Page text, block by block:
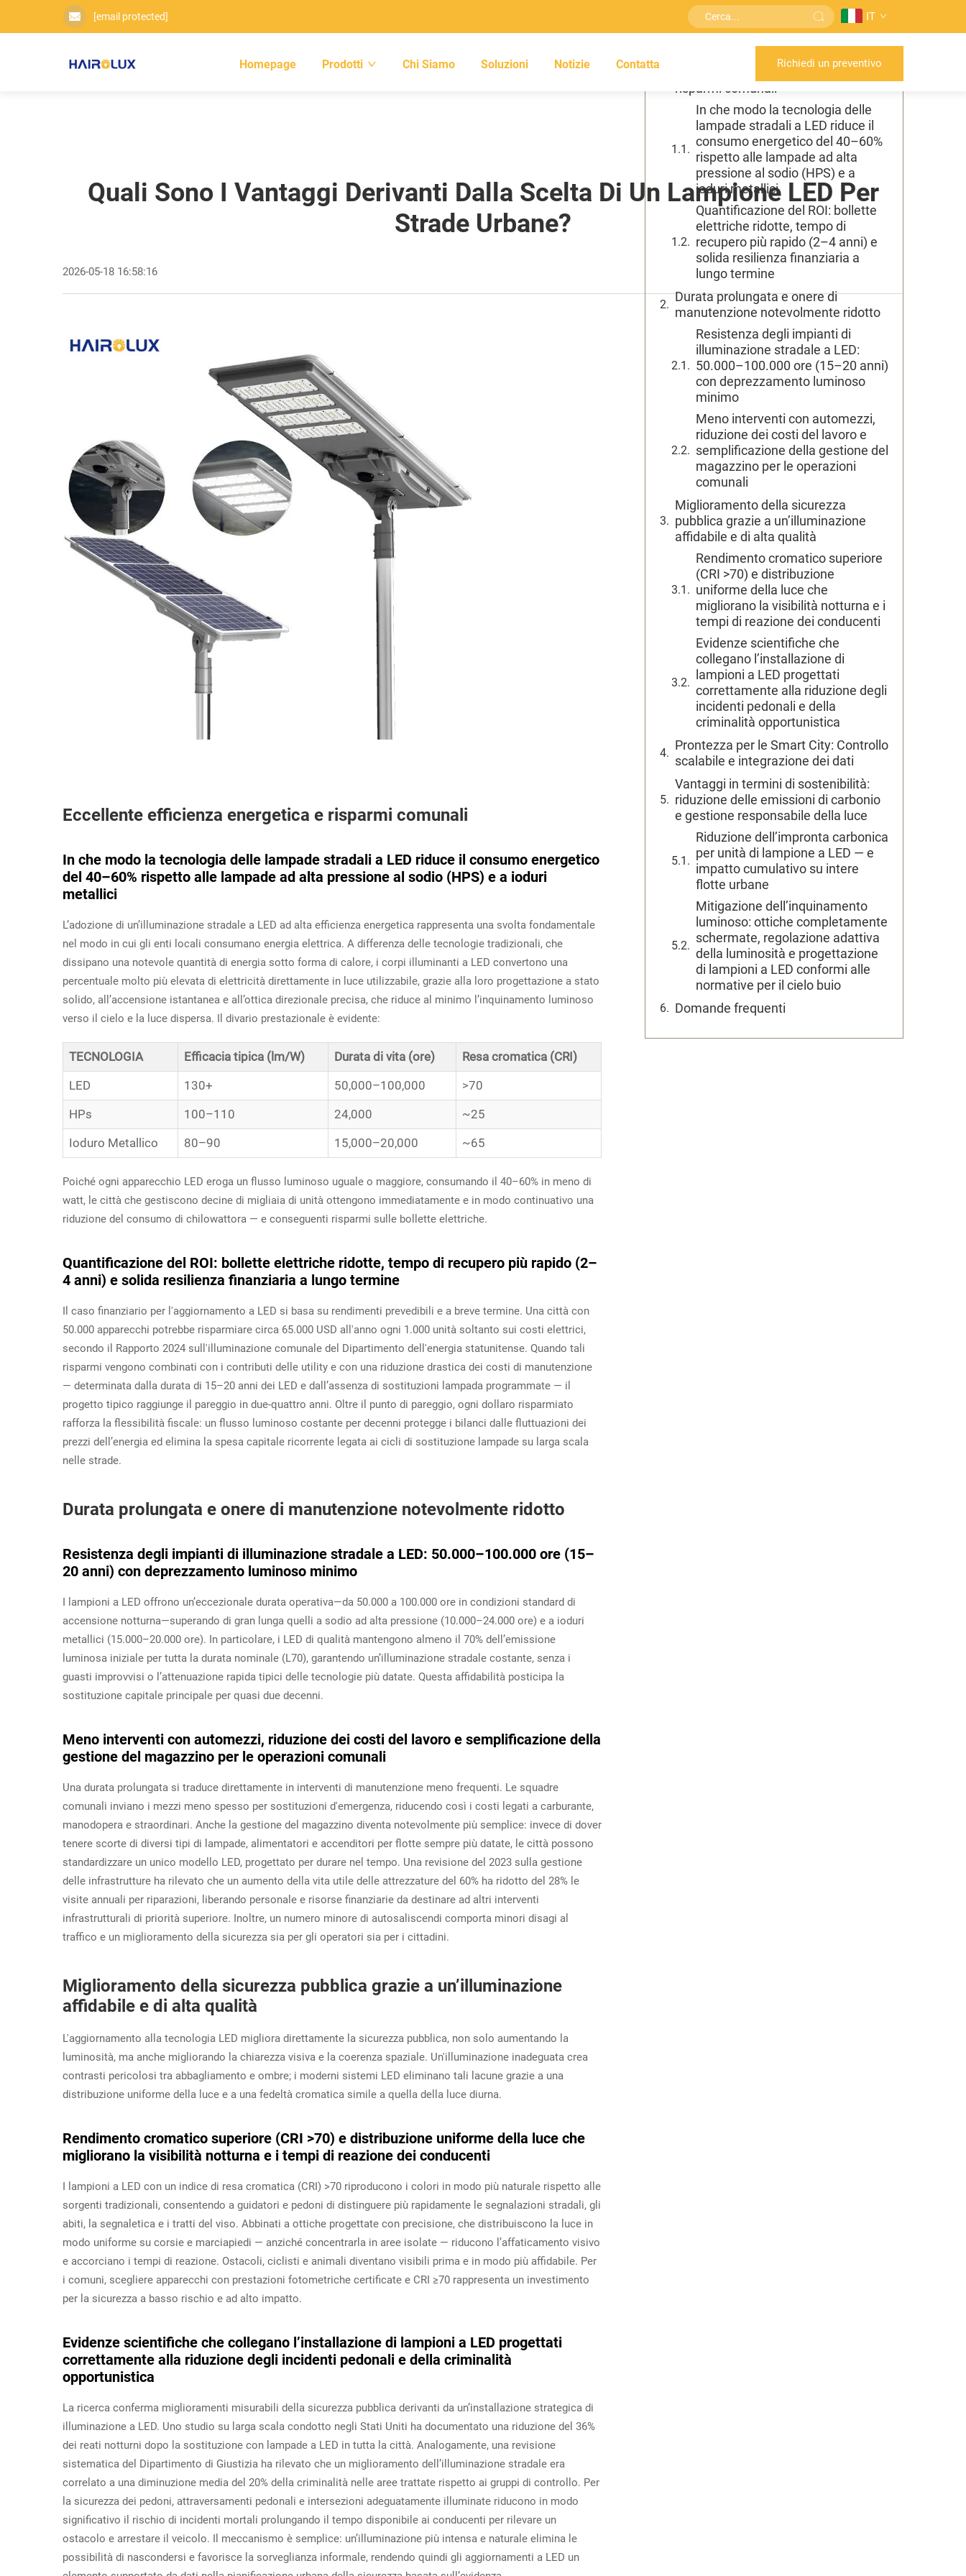
[email protected] IT
Homepage Prodotti Chi Siamo Soluzioni Notizie Contatta Richiedi un preventivo
Quali Sono I Vantaggi Derivanti Dalla Scelta Di Un Lampione LED Per
Strade Urbane?
2026-05-18 16:58:16
Eccellente efficienza energetica e risparmi comunali
In che modo la tecnologia delle lampade stradali a LED riduce il consumo energetico
del 40–60% rispetto alle lampade ad alta pressione al sodio (HPS) e a ioduri
metallici
L’adozione di un’illuminazione stradale a LED ad alta efficienza energetica rappresenta una svolta fondamentale
nel modo in cui gli enti locali consumano energia elettrica. A differenza delle tecnologie tradizionali, che
dissipano una notevole quantità di energia sotto forma di calore, i corpi illuminanti a LED convertono una
percentuale molto più elevata di elettricità direttamente in luce utilizzabile, grazie alla loro progettazione a stato
solido, all’accensione istantanea e all’ottica direzionale precisa, che riduce al minimo l’inquinamento luminoso
verso il cielo e la luce dispersa. Il divario prestazionale è evidente:
TECNOLOGIA Efficacia tipica (lm/W) Durata di vita (ore)
Resa cromatica (CRI)
LED
130+ 50,000–100,000
>70
HPs
100–110 24,000
~25
Ioduro Metallico
80–90 15,000–20,000 ~65
Poiché ogni apparecchio LED eroga un flusso luminoso uguale o maggiore, consumando il 40–60% in meno di
watt, le città che gestiscono decine di migliaia di unità ottengono immediatamente e in modo continuativo una
riduzione del consumo di chilowattora — e conseguenti risparmi sulle bollette elettriche.
Quantificazione del ROI: bollette elettriche ridotte, tempo di recupero più rapido (2–
4 anni) e solida resilienza finanziaria a lungo termine
Il caso finanziario per l'aggiornamento a LED si basa su rendimenti prevedibili e a breve termine. Una città con
50.000 apparecchi potrebbe risparmiare circa 65.000 USD all'anno ogni 1.000 unità soltanto sui costi elettrici,
secondo il Rapporto 2024 sull'illuminazione comunale del Dipartimento dell'energia statunitense. Quando tali
risparmi vengono combinati con i contributi delle utility e con una riduzione drastica dei costi di manutenzione
— determinata dalla durata di 15–20 anni dei LED e dall’assenza di sostituzioni lampada programmate — il
progetto tipico raggiunge il pareggio in due-quattro anni. Oltre il punto di pareggio, ogni dollaro risparmiato
rafforza la flessibilità fiscale: un flusso luminoso costante per decenni protegge i bilanci dalle fluttuazioni dei
prezzi dell’energia ed elimina la spesa capitale ricorrente legata ai cicli di sostituzione lampade su larga scala
nelle strade.
Durata prolungata e onere di manutenzione notevolmente ridotto
Resistenza degli impianti di illuminazione stradale a LED: 50.000–100.000 ore (15–
20 anni) con deprezzamento luminoso minimo
I lampioni a LED offrono un’eccezionale durata operativa—da 50.000 a 100.000 ore in condizioni standard di
accensione notturna—superando di gran lunga quelli a sodio ad alta pressione (10.000–24.000 ore) e a ioduri
metallici (15.000–20.000 ore). In particolare, i LED di qualità mantengono almeno il 70% dell’emissione
luminosa iniziale per tutta la durata nominale (L70), garantendo un’illuminazione stradale costante, senza i
guasti improvvisi o l’attenuazione rapida tipici delle tecnologie più datate. Questa affidabilità posticipa la
sostituzione capitale principale per quasi due decenni.
Meno interventi con automezzi, riduzione dei costi del lavoro e semplificazione della
gestione del magazzino per le operazioni comunali
Una durata prolungata si traduce direttamente in interventi di manutenzione meno frequenti. Le squadre
comunali inviano i mezzi meno spesso per sostituzioni d'emergenza, riducendo così i costi legati a carburante,
manodopera e straordinari. Anche la gestione del magazzino diventa notevolmente più semplice: invece di dover
tenere scorte di diversi tipi di lampade, alimentatori e accenditori per flotte sempre più datate, le città possono
standardizzare un unico modello LED, progettato per durare nel tempo. Una revisione del 2023 sulla gestione
delle infrastrutture ha rilevato che un aumento della vita utile delle attrezzature del 60% ha ridotto del 28% le
visite annuali per riparazioni, liberando personale e risorse finanziarie da destinare ad altri interventi
infrastrutturali di priorità superiore. Inoltre, un numero minore di autosaliscendi comporta minori disagi al
traffico e un miglioramento della sicurezza sia per gli operatori sia per i cittadini.
Miglioramento della sicurezza pubblica grazie a un’illuminazione
affidabile e di alta qualità
L'aggiornamento alla tecnologia LED migliora direttamente la sicurezza pubblica, non solo aumentando la
luminosità, ma anche migliorando la chiarezza visiva e la coerenza spaziale. Un'illuminazione inadeguata crea
contrasti pericolosi tra abbagliamento e ombre; i moderni sistemi LED eliminano tali lacune grazie a una
distribuzione uniforme della luce e a una fedeltà cromatica simile a quella della luce diurna.
Rendimento cromatico superiore (CRI >70) e distribuzione uniforme della luce che
migliorano la visibilità notturna e i tempi di reazione dei conducenti
I lampioni a LED con un indice di resa cromatica (CRI) >70 riproducono i colori in modo più naturale rispetto alle
sorgenti tradizionali, consentendo a guidatori e pedoni di distinguere più rapidamente le segnalazioni stradali, gli
abiti, la segnaletica e i tratti del viso. Abbinati a ottiche progettate con precisione, che distribuiscono la luce in
modo uniforme su corsie e marciapiedi — anziché concentrarla in aree isolate — riducono l’affaticamento visivo
e accorciano i tempi di reazione. Ostacoli, ciclisti e animali diventano visibili prima e in modo più affidabile. Per
i comuni, scegliere apparecchi con prestazioni fotometriche certificate e CRI ≥70 rappresenta un investimento
per la sicurezza a basso rischio e ad alto impatto.
Evidenze scientifiche che collegano l’installazione di lampioni a LED progettati
correttamente alla riduzione degli incidenti pedonali e della criminalità
opportunistica
La ricerca conferma miglioramenti misurabili della sicurezza pubblica derivanti da un’installazione strategica di
illuminazione a LED. Uno studio su larga scala condotto negli Stati Uniti ha documentato una riduzione del 36%
dei reati notturni dopo la sostituzione con lampade a LED in tutta la città. Analogamente, una revisione
sistematica del Dipartimento di Giustizia ha rilevato che un miglioramento dell’illuminazione stradale era
correlato a una diminuzione media del 20% della criminalità nelle aree trattate rispetto ai gruppi di controllo. Per
la sicurezza dei pedoni, attraversamenti pedonali e intersezioni adeguatamente illuminate riducono in modo
significativo il rischio di incidenti mortali prolungando il tempo disponibile ai conducenti per rilevare un
ostacolo e arrestare il veicolo. Il meccanismo è semplice: un’illuminazione più intensa e naturale elimina le
possibilità di nascondersi e favorisce la sorveglianza informale, rendendo quindi gli aggiornamenti a LED un
Sommario
Eccellente efficienza energetica e
risparmi comunali
In che modo la tecnologia delle
lampade stradali a LED riduce il
consumo energetico del 40–60%
rispetto alle lampade ad alta
pressione al sodio (HPS) e a
ioduri metallici
Quantificazione del ROI: bollette
elettriche ridotte, tempo di
recupero più rapido (2–4 anni) e
solida resilienza finanziaria a
lungo termine
Durata prolungata e onere di
manutenzione notevolmente ridotto
Resistenza degli impianti di
illuminazione stradale a LED:
50.000–100.000 ore (15–20 anni)
con deprezzamento luminoso
minimo
Meno interventi con automezzi,
riduzione dei costi del lavoro e
semplificazione della gestione del
magazzino per le operazioni
comunali
Miglioramento della sicurezza
pubblica grazie a un’illuminazione
affidabile e di alta qualità
Rendimento cromatico superiore
(CRI >70) e distribuzione
uniforme della luce che
migliorano la visibilità notturna e i
tempi di reazione dei conducenti
Evidenze scientifiche che
collegano l’installazione di
lampioni a LED progettati
correttamente alla riduzione degli
incidenti pedonali e della
criminalità opportunistica
Prontezza per le Smart City: Controllo
scalabile e integrazione dei dati
Vantaggi in termini di sostenibilità:
riduzione delle emissioni di carbonio
e gestione responsabile della luce
Riduzione dell’impronta carbonica
per unità di lampione a LED — e
impatto cumulativo su intere
flotte urbane
Mitigazione dell’inquinamento
luminoso: ottiche completamente
schermate, regolazione adattiva
della luminosità e progettazione
di lampioni a LED conformi alle
normative per il cielo buio
Domande frequenti